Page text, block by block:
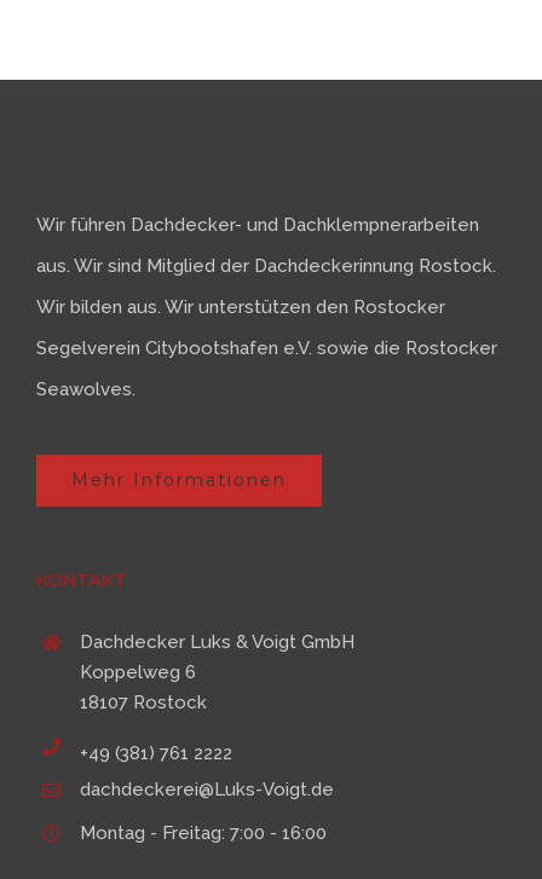
Wir führen Dachdecker- und Dachklempnerarbeiten
aus. Wir sind Mitglied der Dachdeckerinnung Rostock.
Wir bilden aus. Wir unterstützen den Rostocker
Segelverein Citybootshafen e.V. sowie die Rostocker
Seawolves.
Mehr Informationen
KONTAKT
Dachdecker Luks & Voigt GmbH
Koppelweg 6
18107 Rostock
+49 (381) 761 2222
dachdeckerei@Luks-Voigt.de
Montag - Freitag: 7:00 - 16:00